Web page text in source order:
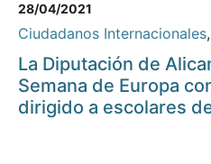
28/04/2021
Ciudadanos Internacionales,
La Diputación de
Semana de Europa
dirigido a escolares